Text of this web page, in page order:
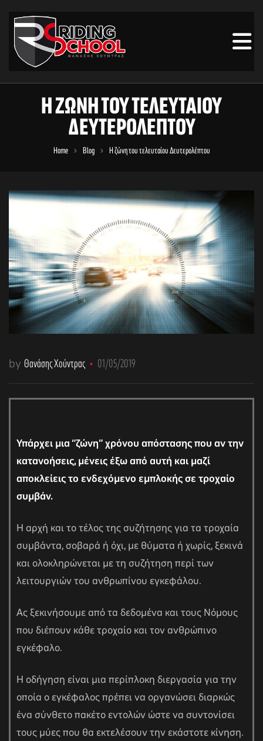
Η ΖΏΝΗ ΤΟΥ ΤΕΛΕΥΤΑΊΟΥ
ΔΕΥΤΕΡΟΛΈΠΤΟΥ
Home Blog Η ζώνη του τελευταίου Δευτερολέπτου
by Θανάσης Χούντρας 01/05/2019
Υπάρχει μια “ζώνη” χρόνου απόστασης που αν την
κατανοήσεις, μένεις έξω από αυτή και μαζί
αποκλείεις το ενδεχόμενο εμπλοκής σε τροχαίο
συμβάν.
Η αρχή και το τέλος της συζήτησης για τα τροχαία
συμβάντα, σοβαρά ή όχι, με θύματα ή χωρίς, ξεκινά
και ολοκληρώνεται με τη συζήτηση περί των
λειτουργιών του ανθρωπίνου εγκεφάλου.
Ας ξεκινήσουμε από τα δεδομένα και τους Νόμους
που διέπουν κάθε τροχαίο και τον ανθρώπινο
εγκέφαλο.
Η οδήγηση είναι μια περίπλοκη διεργασία για την
οποία ο εγκέφαλος πρέπει να οργανώσει διαρκώς
ένα σύνθετο πακέτο εντολών ώστε να συντονίσει
τους μύες που θα εκτελέσουν την εκάστοτε κίνηση.